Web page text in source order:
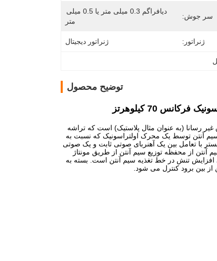
سر جوش:
متر
ژنراتور: ژنراتور دیجیتال
توضیح محصول
رسانا (به عنوان مثال پلاستیک) است که تراشه
آنتن توسط یک محرک اولتراسونیک که نسبت به
با تعامل بین یک آهنربای صوتی ثابت و یک صوتی
آنتن از محفظه توزیع سیم آنتن از طریق مونتاژ
بسته به
بین برود کنترل می شود.